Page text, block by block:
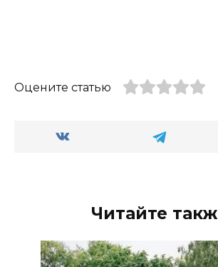
Оцените статью
Читайте